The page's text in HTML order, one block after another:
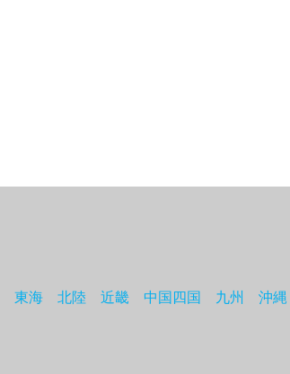
東海 北陸 近畿 中国四国 九州 沖縄